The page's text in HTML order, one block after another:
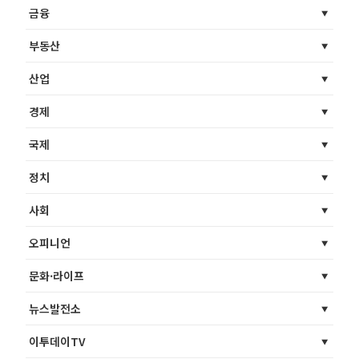
금융
부동산
산업
경제
국제
정치
사회
오피니언
문화·라이프
뉴스발전소
이투데이TV